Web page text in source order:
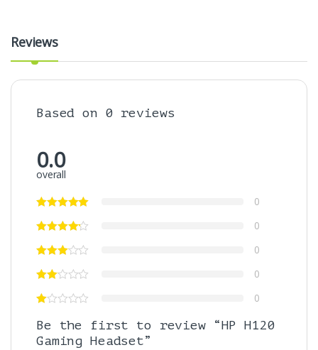
Reviews
Based on 0 reviews
0.0
overall
0
0
0
0
0
Be the first to review “HP H120
Gaming Headset”